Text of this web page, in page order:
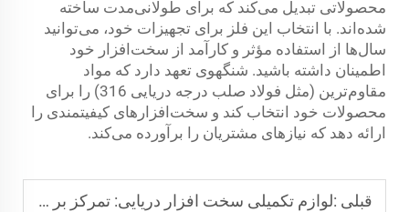
محصولاتی تبدیل می‌کند که برای طولانی‌مدت ساخته
شده‌اند. با انتخاب این فلز برای تجهیزات خود، می‌توانید
سال‌ها از استفاده مؤثر و کارآمد از سخت‌افزار خود
اطمینان داشته باشید. شنگهوی تعهد دارد که مواد
مقاوم‌ترین (مثل فولاد صلب درجه دریایی 316) را برای
محصولات خود انتخاب کند و سخت‌افزارهای کیفیتمندی را
ارائه دهد که نیازهای مشتریان را برآورده می‌کند.
قبلی :لوازم تکمیلی سخت افزار دریایی: تمرکز بر نگه دار دری در فولاد ریز 316